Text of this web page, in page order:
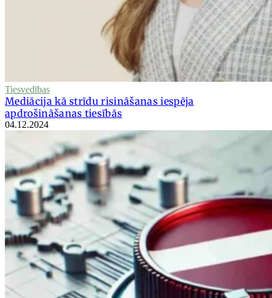
Tiesvedības
Mediācija kā strīdu risināšanas iespēja
apdrošināšanas tiesībās
04.12.2024